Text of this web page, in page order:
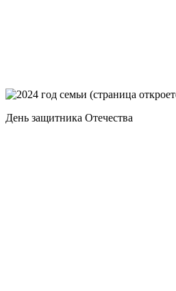
День защитника Отечества